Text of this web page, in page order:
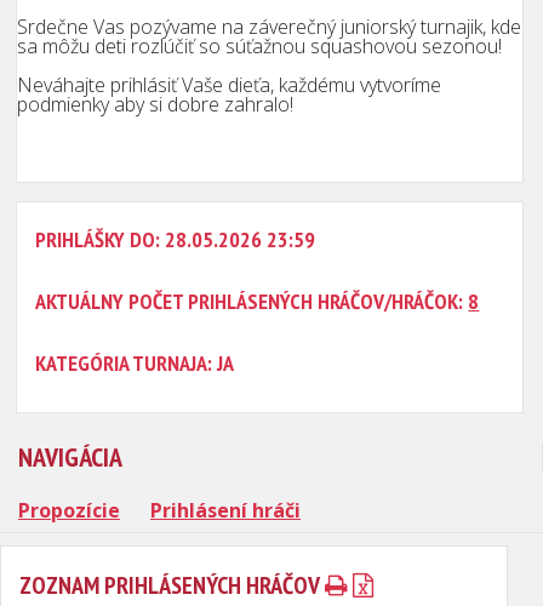
Srdečne Vas pozývame na záverečný juniorský turnajik, kde
sa môžu deti rozlúčiť so súťažnou squashovou sezonou!
Neváhajte prihlásiť Vaše dieťa, každému vytvoríme
podmienky aby si dobre zahralo!
PRIHLÁŠKY DO: 28.05.2026 23:59
AKTUÁLNY POČET PRIHLÁSENÝCH HRÁČOV/HRÁČOK: 8
KATEGÓRIA TURNAJA: JA
NAVIGÁCIA
Propozície Prihlásení hráči
ZOZNAM PRIHLÁSENÝCH HRÁČOV